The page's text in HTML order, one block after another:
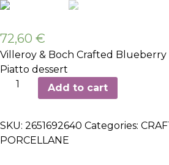
72,60 €
Villeroy & Boch Crafted Blueberry
Piatto dessert
Piatto
-
6
Add to cart
SKU: 2651692640 Categories:
PORCELLANE